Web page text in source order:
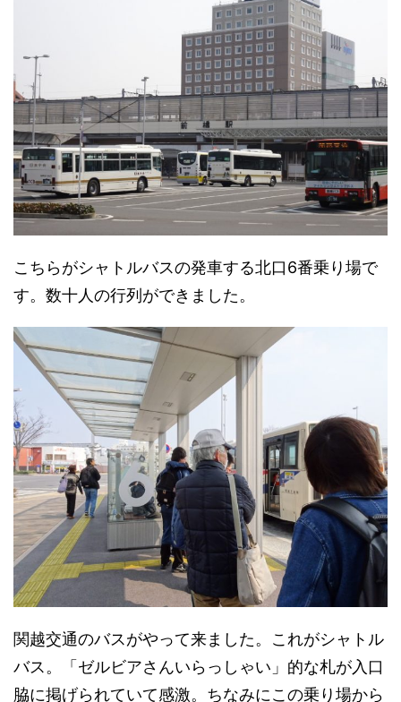
こちらがシャトルバスの発車する北口6番乗り場で
す。数十人の行列ができました。
関越交通のバスがやって来ました。これがシャトル
バス。「ゼルビアさんいらっしゃい」的な札が入口
脇に掲げられていて感激。ちなみにこの乗り場から